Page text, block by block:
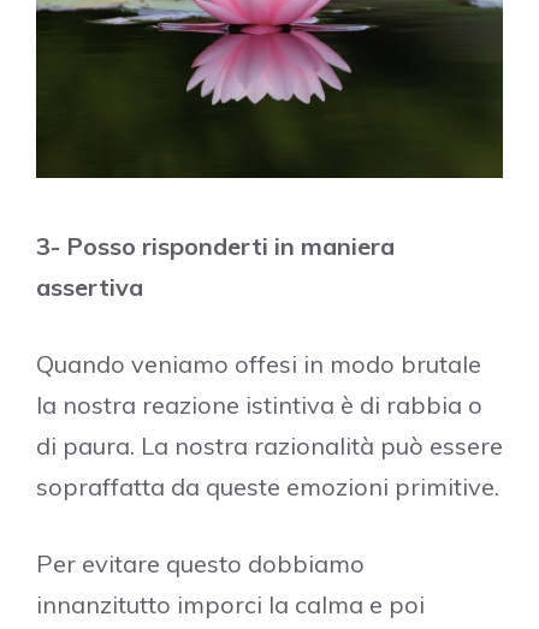
3- Posso risponderti in maniera
assertiva
Quando veniamo offesi in modo brutale
la nostra reazione istintiva è di rabbia o
di paura. La nostra razionalità può essere
sopraffatta da queste emozioni primitive.
Per evitare questo dobbiamo
innanzitutto imporci la calma e poi